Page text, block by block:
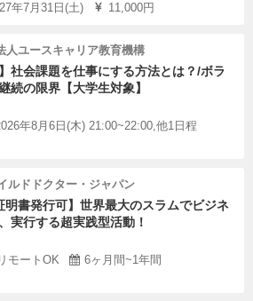
年7月31日(土)
11,000円
人ユースキャリア教育機構
】社会課題を仕事にする方法とは？/ボラ
続の限界【大学生対象】
年8月6日(木) 21:00~22:00,他1日程
ルドドクター・ジャパン
明書発行可】世界最大のスラムでビジネ
実行する超実践型活動！
モートOK
6ヶ月間~1年間